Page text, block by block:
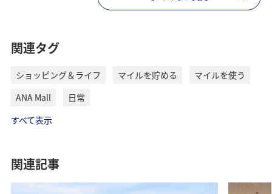
関連タグ
ショッピング＆ライフ マイルを貯める
マイルを使う
ANA Mall
日常
すべて表示
関連記事